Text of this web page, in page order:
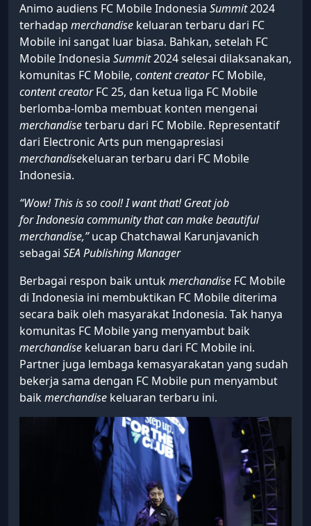
Animo audiens FC Mobile Indonesia Summit2024
terhadap merchandise keluaran terbaru dari FC
Mobile ini sangat luar biasa. Bahkan, setelah FC
Mobile Indonesia Summit2024 selesai dilaksanakan,
komunitas FC Mobile, content creatorFC Mobile,
content creatorFC 25, dan ketua liga FC Mobile
berlomba-lomba membuat konten mengenai
merchandiseterbaru dari FC Mobile. Representatif
dari Electronic Arts pun mengapresiasi
merchandisekeluaran terbaru dari FC Mobile
Indonesia.
“Wow! This is so cool! I want that! Great job
for Indonesia community that can make beautiful
merchandise,”ucap Chatchawal Karunjavanich
sebagai SEA Publishing Manager
Berbagai respon baik untukmerchandise FC Mobile
di Indonesia ini membuktikan FC Mobile diterima
secara baik oleh masyarakat Indonesia. Tak hanya
komunitas FC Mobile yang menyambut baik
merchandise keluaran baru dari FC Mobile ini.
Partner juga lembaga kemasyarakatan yang sudah
bekerja sama dengan FC Mobile pun menyambut
baikmerchandise keluaran terbaru ini.